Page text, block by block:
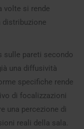
volte si rende
distribuzione
sulle pareti secondo
una diffusività
specifiche rende
di focalizzazioni
una percezione di
reali della sala.